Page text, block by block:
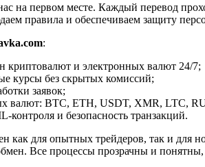
на первом месте. Каждый перевод
правила и обеспечиваем защиту
:
криптовалют и электронных валют 24/7;
курсы без скрытых комиссий;
заявок;
валют: BTC, ETH, USDT, XMR, LTC,
контроля и безопасность транзакций.
как для опытных трейдеров, так и для
Все процессы прозрачны и